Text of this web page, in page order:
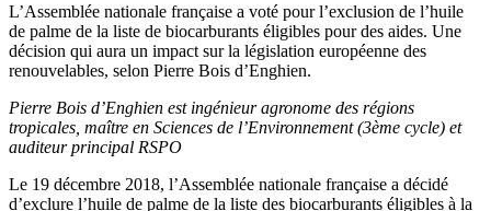
L’Assemblée nationale française a voté pour l’exclusion de l’huile
de palme de la liste de biocarburants éligibles pour des aides. Une
décision qui aura un impact sur la législation européenne des
renouvelables, selon Pierre Bois d’Enghien.
Pierre Bois d’Enghien est ingénieur agronome des régions
tropicales, maître en Sciences de l’Environnement (3ème cycle) et
auditeur principal RSPO
Le 19 décembre 2018, l’Assemblée nationale française a décidé
d’exclure l’huile de palme de la liste des biocarburants éligibles à la